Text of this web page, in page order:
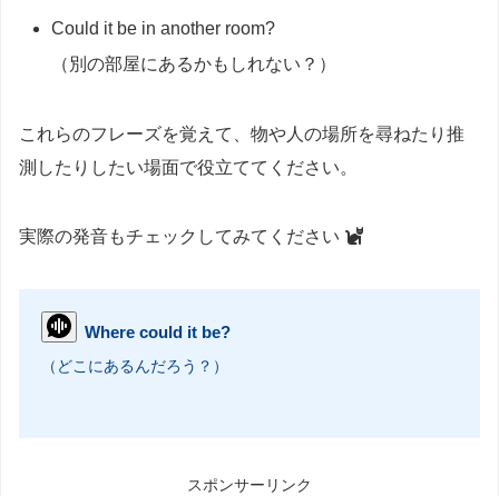
Could it be in another room?
（別の部屋にあるかもしれない？）
これらのフレーズを覚えて、物や人の場所を尋ねたり推
測したりしたい場面で役立ててください。
実際の発音もチェックしてみてください
Where could it be?
（どこにあるんだろう？）
スポンサーリンク